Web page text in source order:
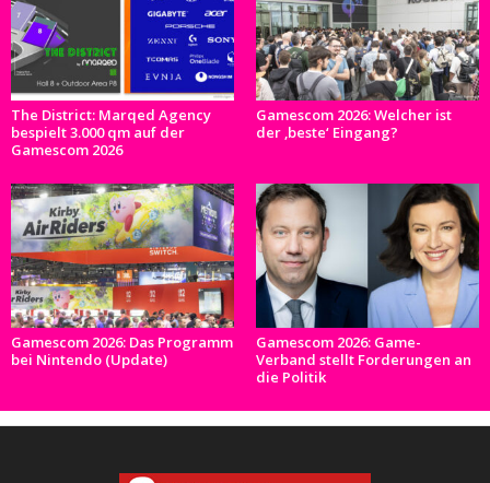
The District: Marqed Agency
bespielt 3.000 qm auf der
Gamescom 2026
Gamescom 2026: Welcher ist
der ‚beste‘ Eingang?
Gamescom 2026: Das Programm
bei Nintendo (Update)
Gamescom 2026: Game-
Verband stellt Forderungen an
die Politik